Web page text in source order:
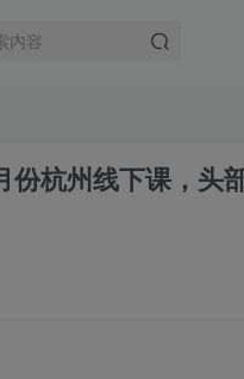
杭州线下课，头